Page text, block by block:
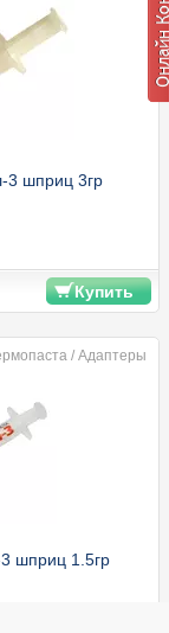
3 шприц 3гр
Купить
/ Адаптеры
шприц 1.5гр